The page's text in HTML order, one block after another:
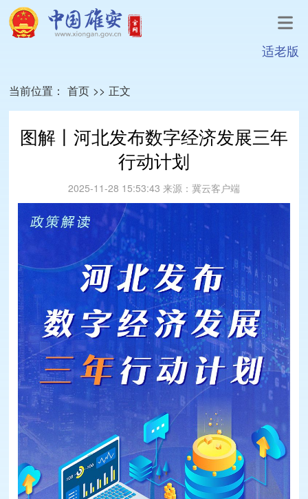
适老版
当前位置： 首页 >> 正文
图解丨河北发布数字经济发展三年
行动计划
2025-11-28 15:53:43 来源： 冀云客户端